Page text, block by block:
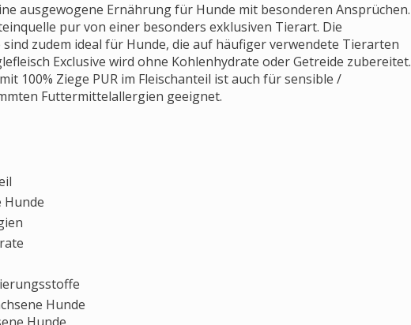
ausgewogene Ernährung für Hunde mit besonderen Ansprüchen.
pur von einer besonders exklusiven Tierart. Die
zudem ideal für Hunde, die auf häufiger verwendete Tierarten
Exclusive wird ohne Kohlenhydrate oder Getreide zubereitet.
100% Ziege PUR im Fleischanteil ist auch für sensible /
Futtermittelallergien geeignet.
Hunde
Hunde